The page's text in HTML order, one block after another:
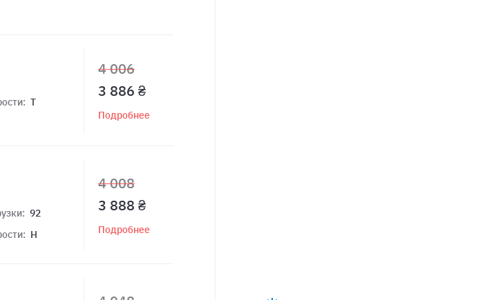
T
4 006
3 886 ₴
Подробнее
92
H
4 008
3 888 ₴
Подробнее